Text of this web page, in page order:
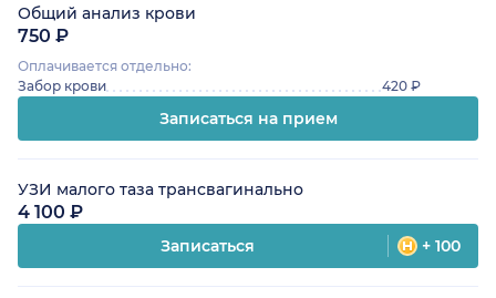
Общий анализ крови
750 ₽
Оплачивается отдельно:
Забор крови
420 ₽
Записаться на прием
УЗИ малого таза трансвагинально
4 100 ₽
Записаться + 100